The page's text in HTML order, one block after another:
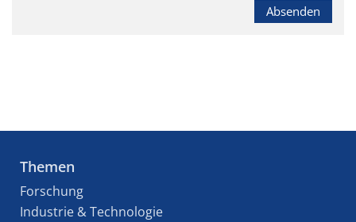
Absenden
Themen
Forschung
Industrie & Technologie